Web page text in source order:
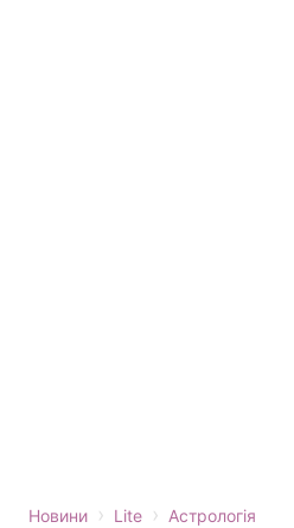
Новини › Lite › Астрологія